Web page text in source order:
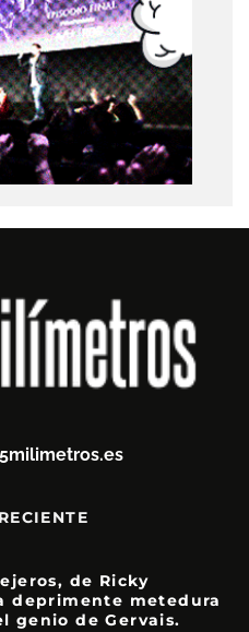
de Ricky
deprimente metedura
genio de Gervais.